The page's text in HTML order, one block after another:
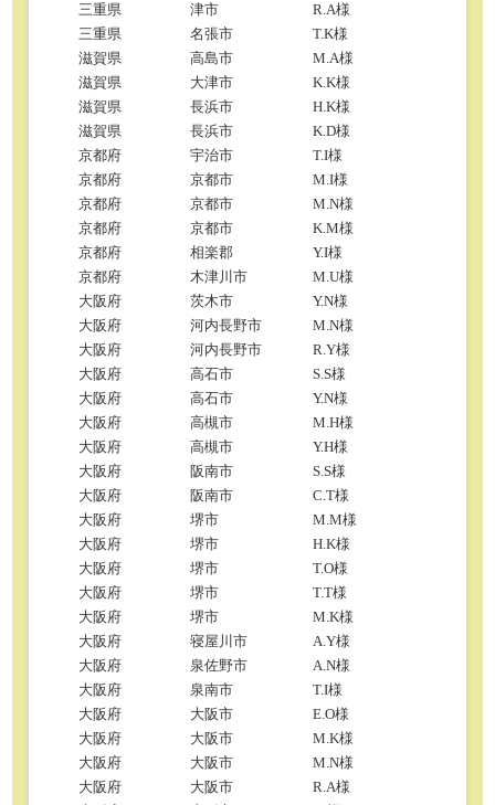
三重県
津市
R.A様
三重県
名張市
T.K様
滋賀県
高島市
M.A様
滋賀県
大津市
K.K様
滋賀県
長浜市
H.K様
滋賀県
長浜市
K.D様
京都府
宇治市
T.I様
京都府
京都市
M.I様
京都府
京都市
M.N様
京都府
京都市
K.M様
京都府
相楽郡
Y.I様
京都府
木津川市
M.U様
大阪府
茨木市
Y.N様
大阪府
河内長野市
M.N様
大阪府
河内長野市
R.Y様
大阪府
高石市
S.S様
大阪府
高石市
Y.N様
大阪府
高槻市
M.H様
大阪府
高槻市
Y.H様
大阪府
阪南市
S.S様
大阪府
阪南市
C.T様
大阪府
堺市
M.M様
大阪府
堺市
H.K様
大阪府
堺市
T.O様
大阪府
堺市
T.T様
大阪府
堺市
M.K様
大阪府
寝屋川市
A.Y様
大阪府
泉佐野市
A.N様
大阪府
泉南市
T.I様
大阪府
大阪市
E.O様
大阪府
大阪市
M.K様
大阪府
大阪市
M.N様
大阪府
大阪市
R.A様